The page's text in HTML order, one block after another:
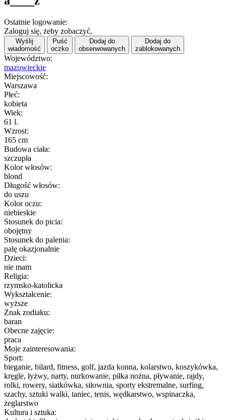
Ostatnie logowanie:
Zaloguj się, żeby zobaczyć.
Wyślij
wiadomość
Puść
oczko
Dodaj do
obserwowanych
Dodaj do
zablokowanych
Województwo:
mazowieckie
Miejscowość:
Warszawa
Płeć:
kobieta
Wiek:
61 l.
Wzrost:
165 cm
Budowa ciała:
szczupła
Kolor włosów:
blond
Długość włosów:
do uszu
Kolor oczu:
niebieskie
Stosunek do picia:
obojętny
Stosunek do palenia:
palę okazjonalnie
Dzieci:
nie mam
Religia:
rzymsko-katolicka
Wykształcenie:
wyższe
Znak zodiaku:
baran
Obecne zajęcie:
praca
Moje zainteresowania:
Sport:
bieganie, bilard, fitness, golf, jazda konna, kolarstwo, koszykówka,
kręgle, łyżwy, narty, nurkowanie, piłka nożna, pływanie, rajdy,
rolki, rowery, siatkówka, siłownia, sporty ekstremalne, surfing,
szachy, sztuki walki, taniec, tenis, wędkarstwo, wspinaczka,
żeglarstwo
Kultura i sztuka: